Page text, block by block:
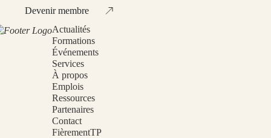
Devenir membre
Actualités
Formations
Événements
Services
À propos
Emplois
Ressources
Partenaires
Contact
FièrementTP